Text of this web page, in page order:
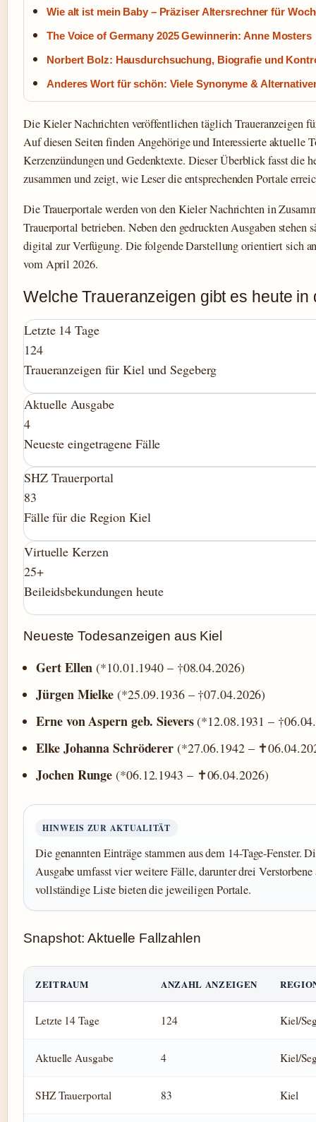
Wie alt ist mein Baby – Präziser Altersrechner für
The Voice of Germany 2025 Gewinnerin: Anne Mosters
Norbert Bolz: Hausdurchsuchung, Biografie und
Anderes Wort für schön: Viele Synonyme &
Die Kieler Nachrichten veröffentlichen täglich Traueranzeigen
Auf diesen Seiten finden Angehörige und Interessierte aktuelle
Kerzenzündungen und Gedenktexte. Dieser Überblick fasst die
zusammen und zeigt, wie Leser die entsprechenden Portale
Die Trauerportale werden von den Kieler Nachrichten in
Trauerportal betrieben. Neben den gedruckten Ausgaben stehen
digital zur Verfügung. Die folgende Darstellung orientiert sich
vom April 2026.
Welche Traueranzeigen gibt es heute
Letzte 14 Tage
124
Traueranzeigen für Kiel und Segeberg
Aktuelle Ausgabe
4
Neueste eingetragene Fälle
SHZ Trauerportal
83
Fälle für die Region Kiel
Virtuelle Kerzen
25+
Beileidsbekundungen heute
Neueste Todesanzeigen aus Kiel
Gert Ellen (*10.01.1940 – †08.04.2026)
Jürgen Mielke (*25.09.1936 – †07.04.2026)
Erne von Aspern geb. Sievers(*12.08.1931 –
Elke Johanna Schröderer (*27.06.1942 –
Jochen Runge (*06.12.1943 – ✝06.04.2026)
HINWEIS ZUR AKTUALITÄT
Die genannten Einträge stammen aus dem 14-Tage-Fenster.
Ausgabe umfasst vier weitere Fälle, darunter drei Verstorbene
vollständige Liste bieten die jeweiligen Portale.
Snapshot: Aktuelle Fallzahlen
ZEITRAUM ANZAHL ANZEIGEN
Letzte 14 Tage 124 Kiel/
Aktuelle Ausgabe 4 Kiel/
SHZ Trauerportal 83 Kiel